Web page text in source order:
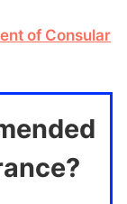
of Consular